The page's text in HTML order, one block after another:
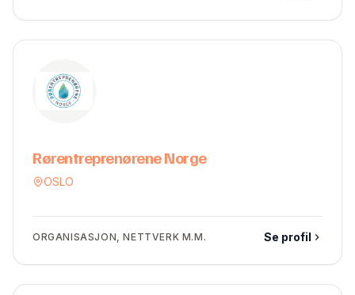
Rørentreprenørene Norge
OSLO
ORGANISASJON, NETTVERK M.M. Se profil